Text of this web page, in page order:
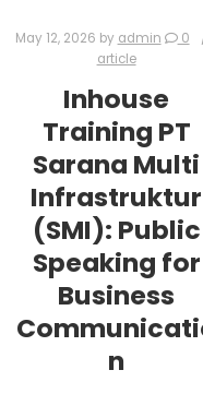
May 12, 2026 by admin
0
article
Inhouse
Training PT
Sarana Multi
Infrastruktur
(SMI): Public
Speaking for
Business
n